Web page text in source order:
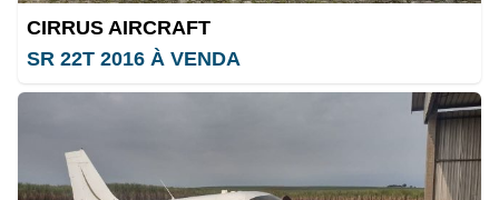
CIRRUS AIRCRAFT
SR 22T 2016 À VENDA